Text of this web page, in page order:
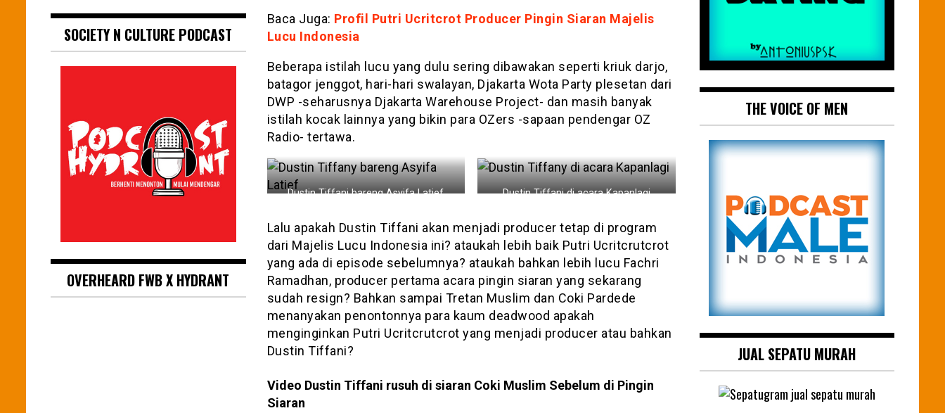
Baca Juga: Profil Putri Ucritcrot Producer Pingin Siaran Majelis
Lucu Indonesia
Beberapa istilah lucu yang dulu sering dibawakan seperti kriuk darjo,
batagor jenggot, hari-hari swalayan, Djakarta Wota Party plesetan dari
DWP -seharusnya Djakarta Warehouse Project- dan masih banyak
istilah kocak lainnya yang bikin para OZers -sapaan pendengar OZ
Radio- tertawa.
Dustin Tiffani bareng Asyifa Latief Dustin Tiffani di acara Kapanlagi
Lalu apakah Dustin Tiffani akan menjadi producer tetap di program
dari Majelis Lucu Indonesia ini? ataukah lebih baik Putri Ucritcrutcrot
yang ada di episode sebelumnya? ataukah bahkan lebih lucu Fachri
Ramadhan, producer pertama acara pingin siaran yang sekarang
sudah resign? Bahkan sampai Tretan Muslim dan Coki Pardede
menanyakan penontonnya para kaum deadwood apakah
menginginkan Putri Ucritcrutcrot yang menjadi producer atau bahkan
Dustin Tiffani?
Video Dustin Tiffani rusuh di siaran Coki Muslim Sebelum di Pingin
Siaran
SOCIETY N CULTURE PODCAST
OVERHEARD FWB X HYDRANT
THE VOICE OF MEN
JUAL SEPATU MURAH